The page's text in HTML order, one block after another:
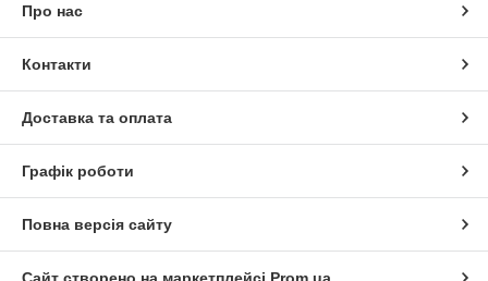
Про нас
Контакти
Доставка та оплата
Графік роботи
Повна версія сайту